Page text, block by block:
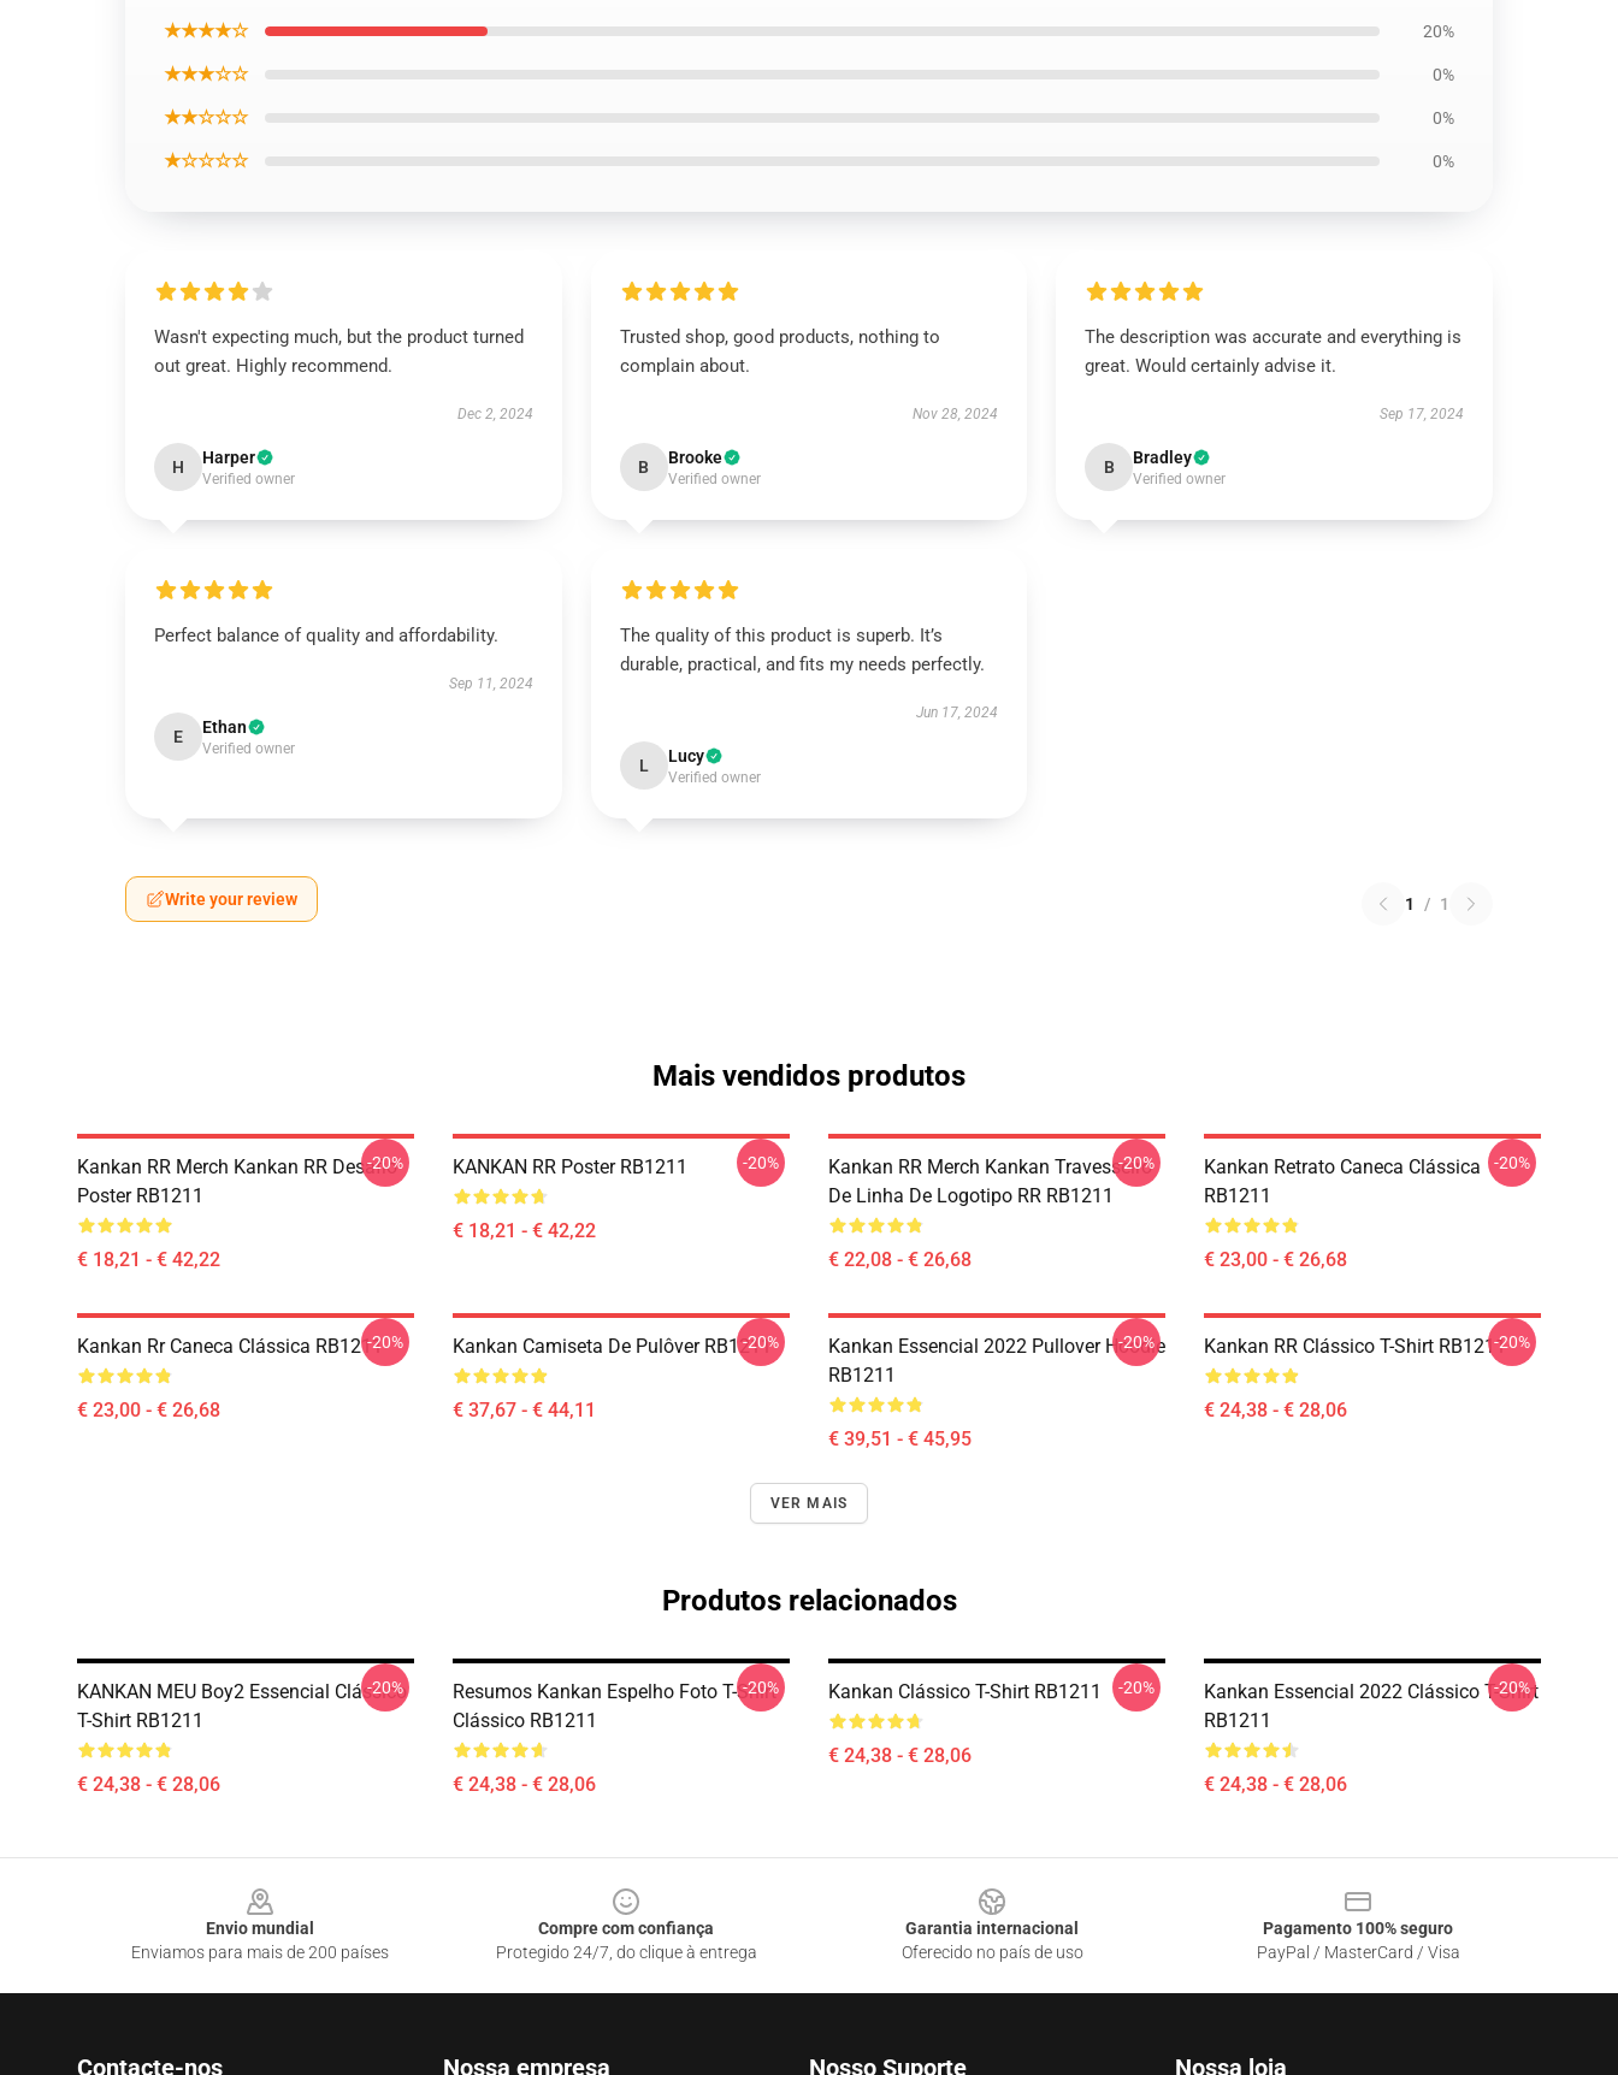
★★★★☆ 20%
★★★☆☆ 0%
★★☆☆☆ 0%
★☆☆☆☆ 0%
Wasn't expecting much, but the product turned
out great. Highly recommend.
Dec 2, 2024
H Harper
Verified owner
Trusted shop, good products, nothing to
complain about.
Nov 28, 2024
B Brooke
Verified owner
The description was accurate and everything is
great. Would certainly advise it.
Sep 17, 2024
B Bradley
Verified owner
Perfect balance of quality and affordability.
Sep 11, 2024
E Ethan
Verified owner
The quality of this product is superb. It’s
durable, practical, and fits my needs perfectly.
Jun 17, 2024
L Lucy
Verified owner
Write your review 1 / 1
Mais vendidos produtos
Kankan RR Merch Kankan RR Desafio
Poster RB1211
€ 18,21 - € 42,22
-20% KANKAN RR Poster RB1211
€ 18,21 - € 42,22
-20%
Kankan RR Merch Kankan Travesseiro
De Linha De Logotipo RR RB1211
€ 22,08 - € 26,68
-20%
Kankan Retrato Caneca Clássica
RB1211
€ 23,00 - € 26,68
-20%
Kankan Rr Caneca Clássica RB1211
€ 23,00 - € 26,68
-20% Kankan Camiseta De Pulôver RB1211
€ 37,67 - € 44,11
-20%
Kankan Essencial 2022 Pullover Hoodie
RB1211
€ 39,51 - € 45,95
-20% Kankan RR Clássico T-Shirt RB1211
€ 24,38 - € 28,06
-20%
VER MAIS
Produtos relacionados
KANKAN MEU Boy2 Essencial Clássico
T-Shirt RB1211
€ 24,38 - € 28,06
-20%
Resumos Kankan Espelho Foto T-Shirt
Clássico RB1211
€ 24,38 - € 28,06
-20% Kankan Clássico T-Shirt RB1211
€ 24,38 - € 28,06
-20%
Kankan Essencial 2022 Clássico T-Shirt
RB1211
€ 24,38 - € 28,06
-20%
Envio mundial
Enviamos para mais de 200 países
Compre com confiança
Protegido 24/7, do clique à entrega
Garantia internacional
Oferecido no país de uso
Pagamento 100% seguro
PayPal / MasterCard / Visa
Contacte-nos Nossa empresa Nosso Suporte Nossa loja